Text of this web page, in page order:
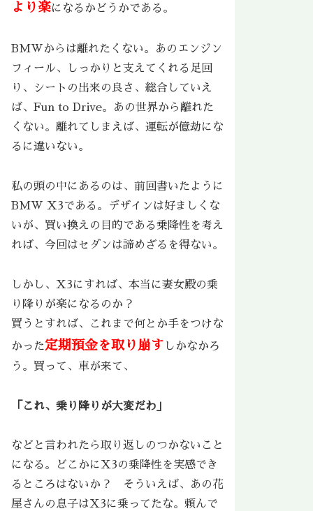
より楽になるかどうかである。
BMWからは離れたくない。あのエンジン
フィール、しっかりと支えてくれる足回
り、シートの出来の良さ、総合していえ
ば、Fun to Drive。あの世界から離れた
くない。離れてしまえば、運転が億劫にな
るに違いない。
私の頭の中にあるのは、前回書いたように
BMW X3である。デザインは好ましくな
いが、買い換えの目的である乗降性を考え
れば、今回はセダンは諦めざるを得ない。
しかし、X3にすれば、本当に妻女殿の乗
り降りが楽になるのか？
買うとすれば、これまで何とか手をつけな
かった定期預金を取り崩す しかなかろ
う。買って、車が来て、
「これ、乗り降りが大変だわ」
などと言われたら取り返しのつかないこと
になる。どこかにX3の乗降性を実感でき
るところはないか？ そういえば、あの花
屋さんの息子はX3に乗ってたな。頼んで